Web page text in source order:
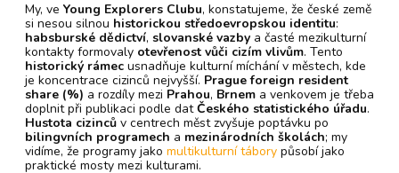
My, ve Young Explorers Clubu, konstatujeme, že české země
si nesou silnou historickou středoevropskou identitu:
habsburské dědictví, slovanské vazby a časté mezikulturní
kontakty formovaly otevřenost vůči cizím vlivům. Tento
historický rámec usnadňuje kulturní míchání v městech, kde
je koncentrace cizinců nejvyšší. Prague foreign resident
share (%) a rozdíly mezi Prahou, Brnem a venkovem je třeba
doplnit při publikaci podle datČeského statistického úřadu.
Hustota cizinců v centrech měst zvyšuje poptávku po
bilingvních programech a mezinárodních školách; my
vidíme, že programy jako multikulturní tábory působí jako
praktické mosty mezi kulturami.